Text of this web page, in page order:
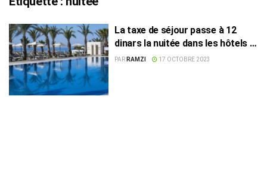
La taxe de séjour passe à 12
dinars la nuitée dans les hôtels 4
et 5 étoiles !
PAR RAMZI 17 OCTOBRE 2023